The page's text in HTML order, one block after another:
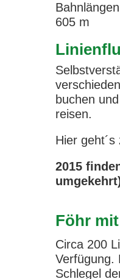
605 m
buchen
reisen.
Hier geht´s
2015
Föhr
Circa 200
Verfügung.
Schlegel